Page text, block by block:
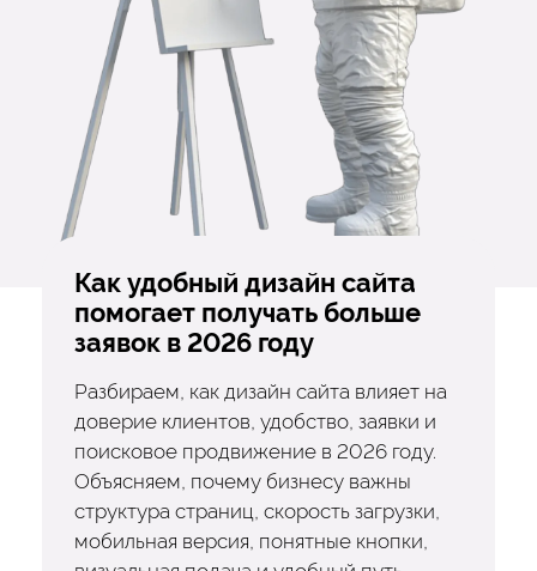
Как удобный дизайн сайта
помогает получать больше
заявок в 2026 году
Разбираем, как дизайн сайта влияет на
доверие клиентов, удобство, заявки и
поисковое продвижение в 2026 году.
Объясняем, почему бизнесу важны
структура страниц, скорость загрузки,
мобильная версия, понятные кнопки,